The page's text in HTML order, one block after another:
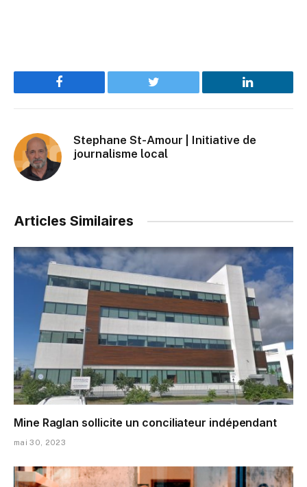
Facebook Twitter LinkedIn
Stephane St-Amour | Initiative de
journalisme local
Articles Similaires
Mine Raglan sollicite un conciliateur indépendant
mai 30, 2023